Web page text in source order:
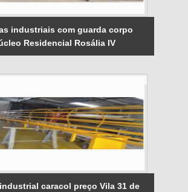
industriais com guarda corpo
Residencial Rosália IV
caracol preço Vila 31 de